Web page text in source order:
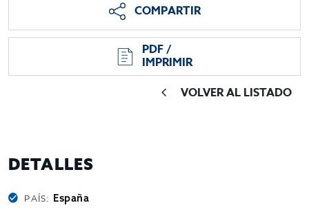
COMPARTIR
PDF /
IMPRIMIR
VOLVER AL LISTADO
DETALLES
PAÍS: España